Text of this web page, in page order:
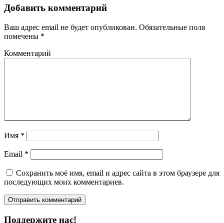
Добавить комментарий
Ваш адрес email не будет опубликован. Обязательные поля
помечены *
Комментарий
Имя *
Email *
Сохранить моё имя, email и адрес сайта в этом браузере для
последующих моих комментариев.
Поддержите нас!